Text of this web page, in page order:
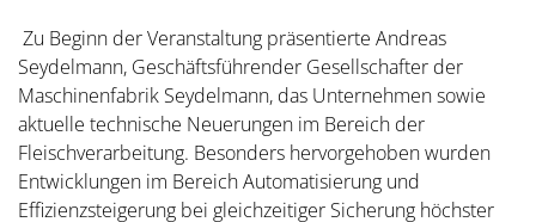
Zu Beginn der Veranstaltung präsentierte Andreas
Seydelmann, Geschäftsführender Gesellschafter der
Maschinenfabrik Seydelmann, das Unternehmen sowie
aktuelle technische Neuerungen im Bereich der
Fleischverarbeitung. Besonders hervorgehoben wurden
Entwicklungen im Bereich Automatisierung und
Effizienzsteigerung bei gleichzeitiger Sicherung höchster